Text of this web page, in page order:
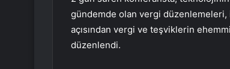
gündemde olan vergi
açısından vergi ve teşviklerin
düzenlendi.